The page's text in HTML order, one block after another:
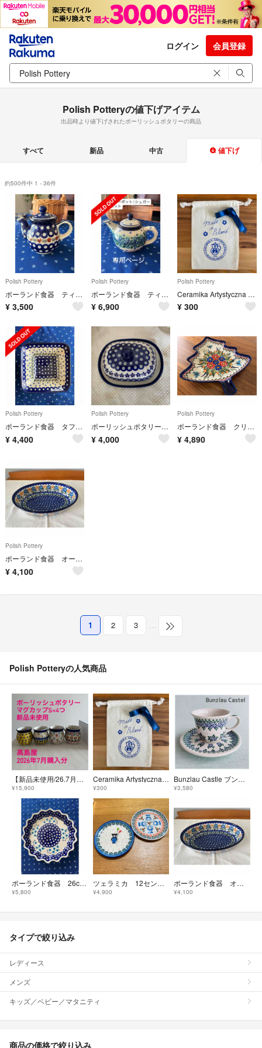
ログイン 会員登録
Polish Potteryの値下げアイテム
出品時より値下げされたポーリッシュポタリーの商品
すべて 新品 中古 値下げ
約500件中 1 - 36件
Polish Pottery
ポーランド食器 ティーポット
¥ 3,500
Polish Pottery
ポーランド食器 ティーポット&シュガーポット
¥ 6,900
Polish Pottery
Ceramika Artystyczna 巾着布袋
¥ 300
Polish Pottery
ポーランド食器 タフィーボール
¥ 4,400
Polish Pottery
ポーリッシュポタリー バターケース
¥ 4,000
Polish Pottery
ポーランド食器 クリスマスツリーのお皿
¥ 4,890
Polish Pottery
ポーランド食器 オーバルディッシュ
¥ 4,100
1 2 3 …
Polish Potteryの人気商品
【新品未使用/26.7月購入】ポーリッシュポタリー マグカップ小×4つ
¥15,900
Ceramika Artystyczna 巾着布袋
¥300
Bunzlau Castle ブンツラウカステル カップ&ソーサ―1客 ポーリッシュポタリー ポーランド製
¥3,580
ポーランド食器 26cm波型オーブンディッシュ
¥5,800
ツェラミカ 12センチプレート くま
¥4,900
ポーランド食器 オーバルディッシュ
¥4,100
タイプで絞り込み
レディース
メンズ
キッズ／ベビー／マタニティ
商品の価格で絞り込み